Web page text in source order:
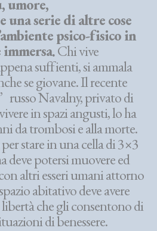
umore,
una serie di altre cose
psico-fisico in
Chi vive
suffienti, si ammala
se giovane. Il recente
russo Navalny, privato di
in spazi angusti, lo ha
da trombosi e alla morte.
stare in una cella di 3×3
deve potersi muovere ed
altri esseri umani attorno
abitativo deve avere
che gli consentono di
di benessere.